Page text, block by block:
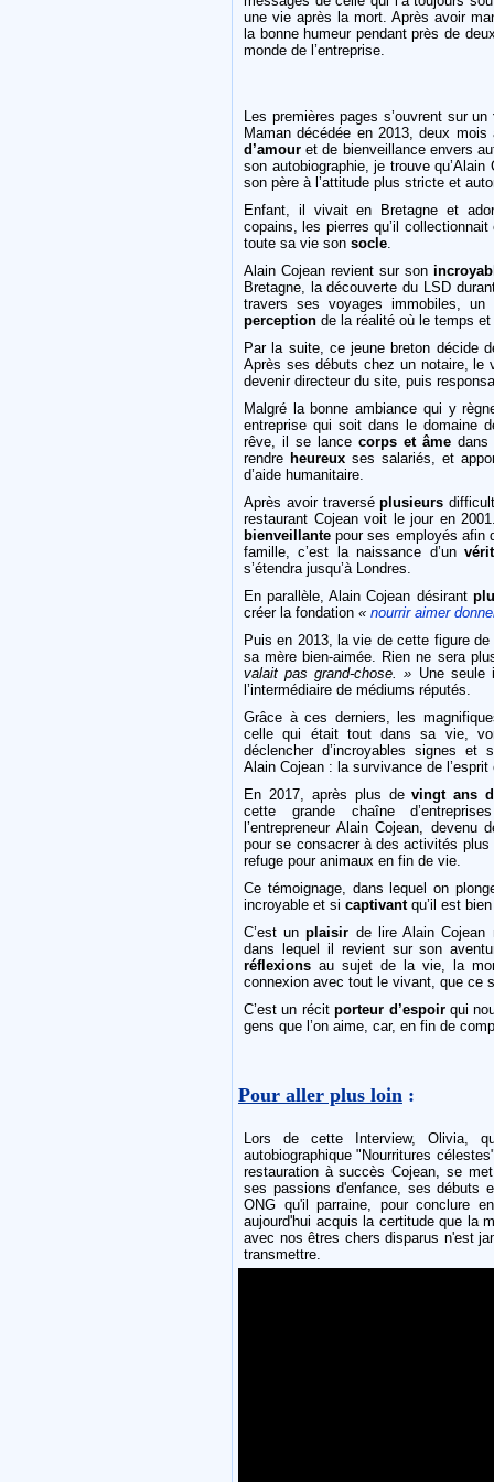
une vie après la mort. Après avoir
la bonne humeur pendant près de
monde de l’entreprise.
Les premières pages s’ouvrent sur un
Maman décédée en 2013, deux
d’amour et de bienveillance envers
son autobiographie, je trouve
son père à l’attitude plus stricte et
Enfant, il vivait en Bretagne et
copains, les pierres qu’il
toute sa vie son socle
Alain Cojean revient sur son
Bretagne, la découverte du LSD
travers ses voyages immobiles,
perception de la réalité où le temps et
Par la suite, ce jeune breton décide
Après ses débuts chez un notaire, le
devenir directeur du site, puis
Malgré la bonne ambiance qui y
entreprise qui soit dans le domaine
rêve, il se lancecorps et âme
rendre heureuxses salariés, et
d’aide humanitaire.
Après avoir traverséplusieurs
restaurant Cojean voit le jour en
bienveillante pour ses employés afin
famille, c’est la naissance d’un
s’étendra jusqu’à Londres.
En parallèle, Alain Cojean désirant
créer la fondation « nourrir aimer
Puis en 2013, la vie de cette figure
sa mère bien-aimée. Rien ne sera
valait pas grand-chose. » Une seule
l’intermédiaire de médiums réputés.
Grâce à ces derniers, les
celle qui était tout dans sa vie,
déclencher d’incroyables signes et
Alain Cojean : la survivance de
En 2017, après plus devingt ans
cette grande chaîne
l’entrepreneur Alain Cojean,
pour se consacrer à des activités plus
refuge pour animaux en fin de vie.
Ce témoignage, dans lequel on
incroyable et si captivantqu’il est
C’est unplaisir de lire Alain Cojean
dans lequel il revient sur son
réflexions au sujet de la vie, la
connexion avec tout le vivant, que
C’est un récitporteur d’espoirqui
gens que l’on aime, car, en fin de
Pour aller plus loin :
Lors de cette Interview, Olivia,
autobiographique "Nourritures
restauration à succès Cojean, se
ses passions d'enfance, ses débuts
ONG qu'il parraine, pour conclure
aujourd'hui acquis la certitude que la
avec nos êtres chers disparus n'est
transmettre.